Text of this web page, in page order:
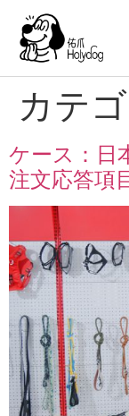
カテ
ケース：日
注文応答項